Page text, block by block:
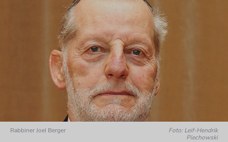
Rabbiner Joel Berger
Foto: Leif-Hendrik
Piechowski